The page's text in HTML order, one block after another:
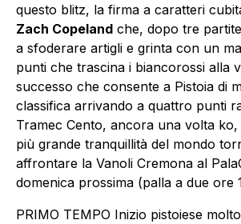
questo blitz, la firma a caratteri
Zach Copeland che, dopo tre
a sfoderare artigli e grinta con un
punti che trascina i biancorossi alla
successo che consente a Pistoia di
classifica arrivando a quattro punti
Tramec Cento, ancora una volta
più grande tranquillità del mondo
affrontare la Vanoli Cremona al
domenica prossima (palla a due ore
PRIMO TEMPO Inizio pistoiese